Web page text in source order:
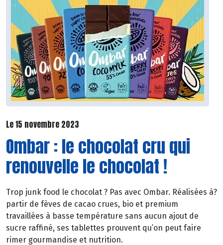
Le 15 novembre 2023
Ombar : le chocolat cru qui
renouvelle le chocolat !
Trop junk food le chocolat ? Pas avec Ombar. Réalisées à?
partir de fèves de cacao crues, bio et premium
travaillées à basse température sans aucun ajout de
sucre raffiné, ses tablettes prouvent qu’on peut faire
rimer gourmandise et nutrition.